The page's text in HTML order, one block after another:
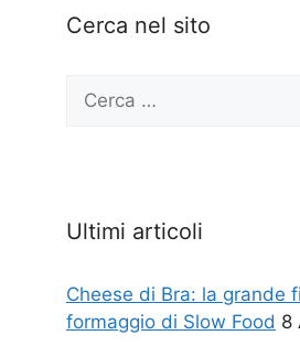
Cerca nel sito
Ricerca
Ultimi articoli
Cheese di Bra: la grande
formaggio di Slow Food 8